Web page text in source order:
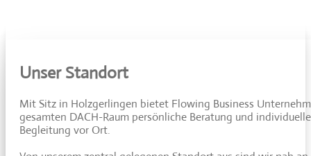
Unser Standort
Mit Sitz in Holzgerlingen bietet Flowing Business
gesamten DACH-Raum persönliche Beratung und individuelle
Begleitung vor Ort.